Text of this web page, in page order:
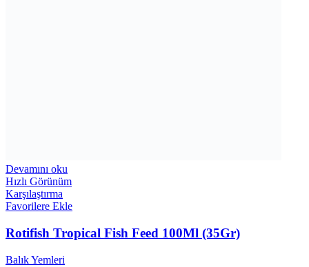
Devamını oku
Hızlı Görünüm
Karşılaştırma
Favorilere Ekle
Rotifish Tropical Fish Feed 100Ml (35Gr)
Balık Yemleri